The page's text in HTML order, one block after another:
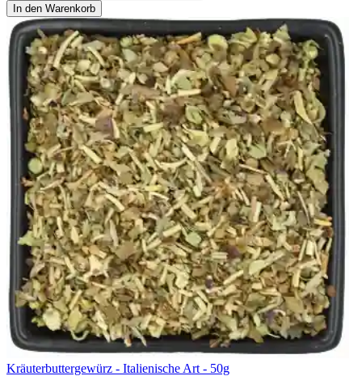
In den Warenkorb
Kräuterbuttergewürz - Italienische Art - 50g